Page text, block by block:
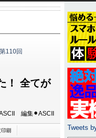
第110回
！ 全てが
編集⚫︎ASCII
Tweets